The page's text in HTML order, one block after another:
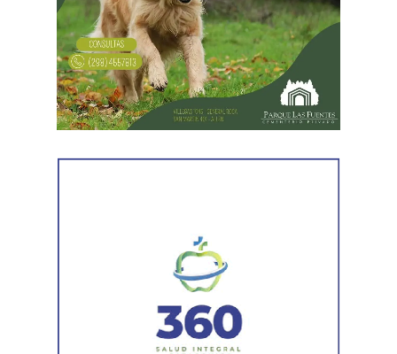
distintas medidas previas. En esa etapa la demanda
todavía no había sido notificada al progenitor.
Al comunicar su decisión de desistir, explicó que el
proceso terapéutico le permitió replantear el conflicto
desde otra perspectiva. Expresó que quería intentar
perdido y brindarse mutuamente una oportunidad antes
la magistrada explicó que el
desistimiento es una forma de poner fin
anticipadamente a un proceso judicial cuando una de
las partes decide no continuar con la acción.
Agregó que el Código Procesal Civil y Comercial autoriza